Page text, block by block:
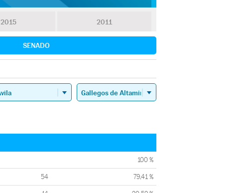
2015 2011
SENADO
100 %
54 79,41 %